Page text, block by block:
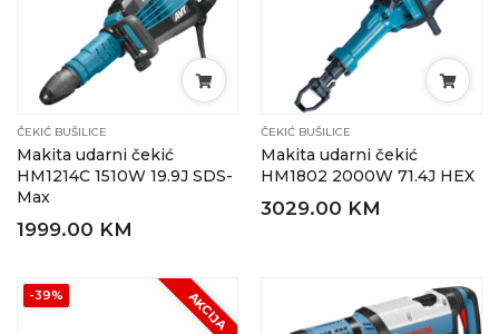
ČEKIĆ BUŠILICE
Makita udarni čekić
HM1214C 1510W 19.9J SDS-
Max
1999.00 KM
ČEKIĆ BUŠILICE
Makita udarni čekić
HM1802 2000W 71.4J HEX
3029.00 KM
-39% AKCIJA